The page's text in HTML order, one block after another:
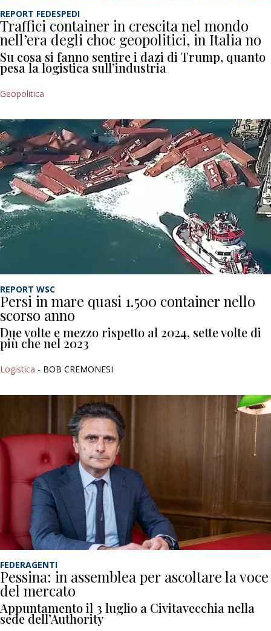
REPORT FEDESPEDI
Traffici container in crescita nel mondo
nell’era degli choc geopolitici, in Italia no
Su cosa si fanno sentire i dazi di Trump, quanto
pesa la logistica sull’industria
Geopolitica
REPORT WSC
Persi in mare quasi 1.500 container nello
scorso anno
Due volte e mezzo rispetto al 2024, sette volte di
più che nel 2023
Logistica - BOB CREMONESI
FEDERAGENTI
Pessina: in assemblea per ascoltare la voce
del mercato
Appuntamento il 3 luglio a Civitavecchia nella
sede dell’Authority